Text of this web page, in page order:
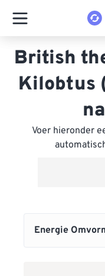
British
Kilobtus
Voer hieronder